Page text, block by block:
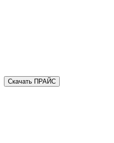
Скачать ПРАЙС